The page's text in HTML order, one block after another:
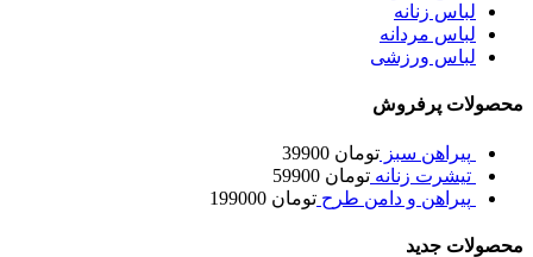
لباس زنانه
لباس مردانه
لباس ورزشی
محصولات پرفروش
پیراهن سبز تومان
تیشرت زنانه تومان
پیراهن و دامن طرح تومان
محصولات جدید